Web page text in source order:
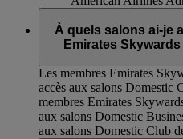
À quels salons ai-je
Emirates
Les membres Emirates
accès aux salons Domestic
membres Emirates
aux salons Domestic
aux salons Domestic Club